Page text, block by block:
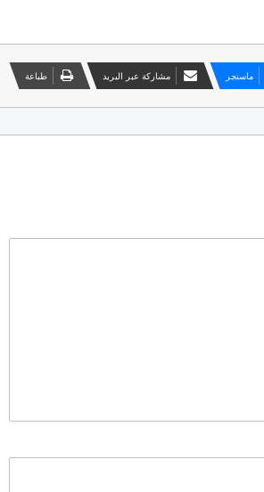
ماسنجر مشاركة عبر البريد طباعة